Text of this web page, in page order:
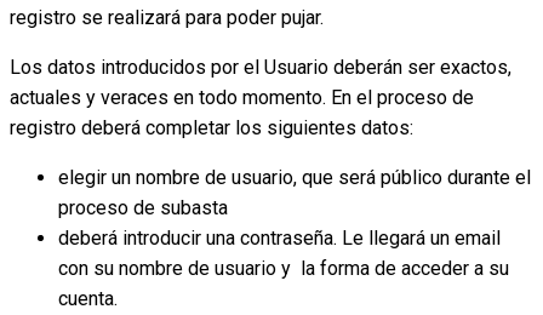
registro se realizará para poder pujar.
Los datos introducidos por el Usuario deberán ser exactos,
actuales y veraces en todo momento. En el proceso de
registro deberá completar los siguientes datos:
elegir un nombre de usuario, que será público durante el
proceso de subasta
deberá introducir una contraseña. Le llegará un email
con su nombre de usuario y la forma de acceder a su
cuenta.